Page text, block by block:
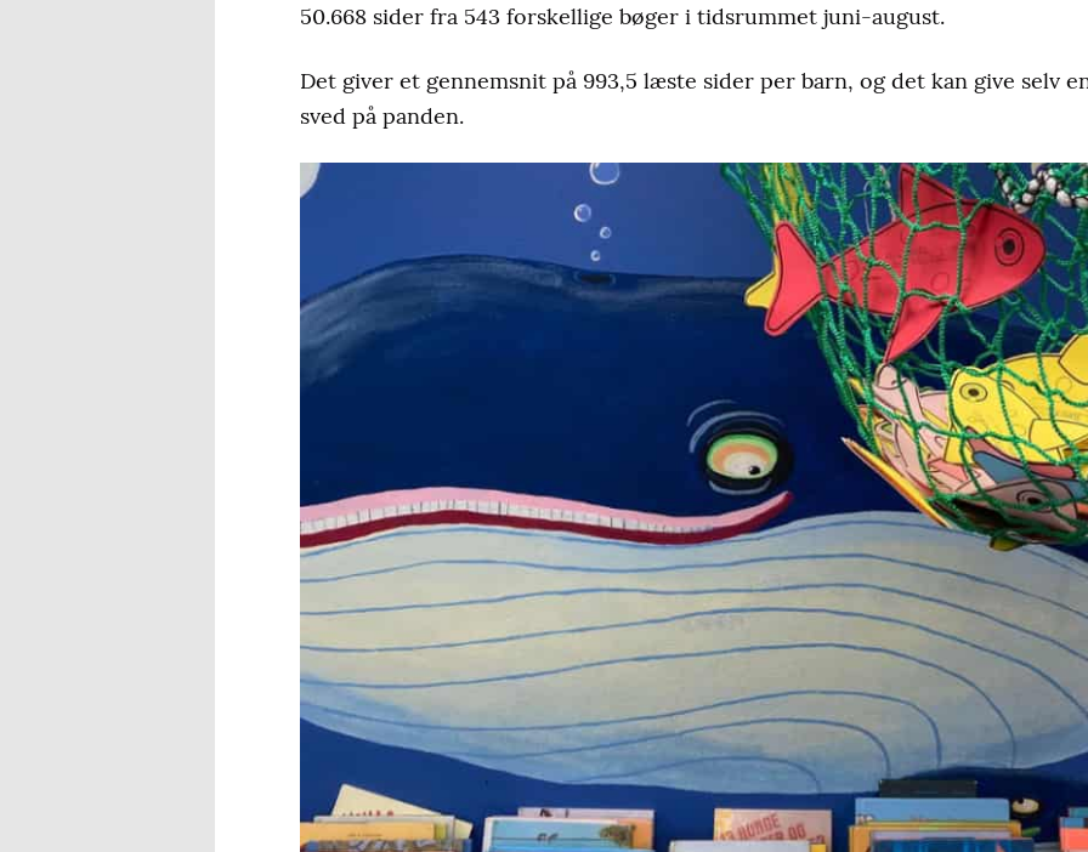
50.668 sider fra 543 forskellige bøger i tidsrummet juni-august.
Det giver et gennemsnit på 993,5 læste sider per barn, og det kan give selv
sved på panden.